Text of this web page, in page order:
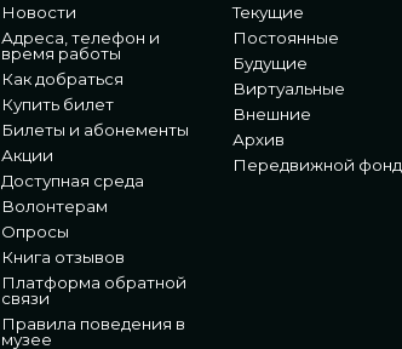
Новости
Адреса, телефон и
время работы
Как добраться
Купить билет
Билеты и абонементы
Акции
Доступная среда
Волонтерам
Опросы
Книга отзывов
Платформа обратной
связи
Правила поведения в
музее
Текущие
Постоянные
Будущие
Виртуальные
Внешние
Архив
Передвижной фонд